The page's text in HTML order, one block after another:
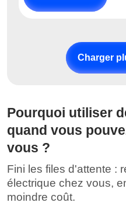
Charger
Pourquoi utiliser
quand vous
vous ?
Fini les files d'attente :
électrique chez vous,
moindre coût.